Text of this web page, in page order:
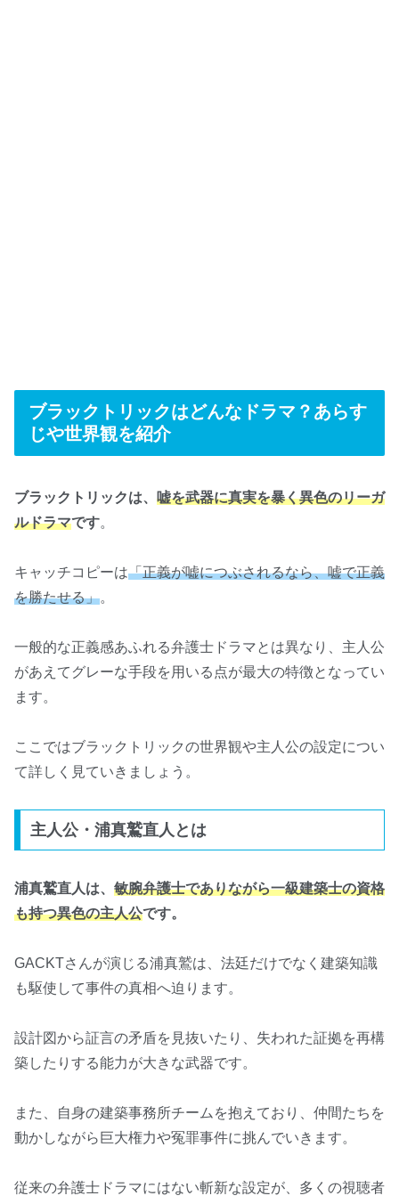
ブラックトリックはどんなドラマ？あらす
じや世界観を紹介
ブラックトリックは、 嘘を武器に真実を暴く異色のリーガ
ルドラマです。
キャッチコピーは「正義が嘘につぶされるなら、嘘で正義
を勝たせる」。
一般的な正義感あふれる弁護士ドラマとは異なり、主人公
があえてグレーな手段を用いる点が最大の特徴となってい
ます。
ここではブラックトリックの世界観や主人公の設定につい
て詳しく見ていきましょう。
主人公・浦真鷲直人とは
浦真鷲直人は、 敏腕弁護士でありながら一級建築士の資格
も持つ異色の主人公です。
GACKTさんが演じる浦真鷲は、法廷だけでなく建築知識
も駆使して事件の真相へ迫ります。
設計図から証言の矛盾を見抜いたり、失われた証拠を再構
築したりする能力が大きな武器です。
また、自身の建築事務所チームを抱えており、仲間たちを
動かしながら巨大権力や冤罪事件に挑んでいきます。
従来の弁護士ドラマにはない斬新な設定が、多くの視聴者